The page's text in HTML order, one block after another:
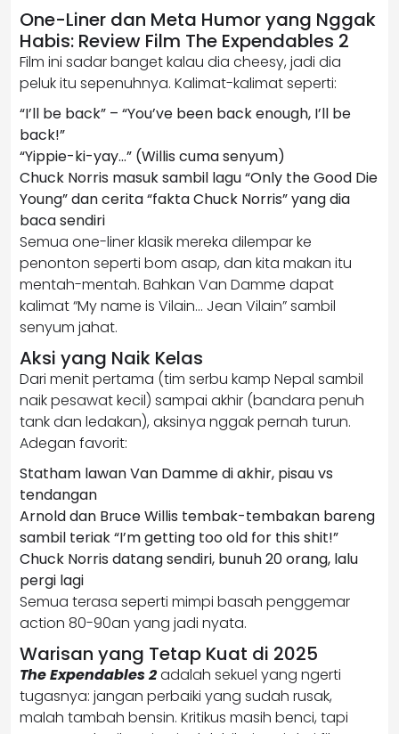
One-Liner dan Meta Humor yang Nggak
Habis: Review Film The Expendables 2
Film ini sadar banget kalau dia cheesy, jadi dia
peluk itu sepenuhnya. Kalimat-kalimat seperti:
“I’ll be back” – “You’ve been back enough, I’ll be
back!”
“Yippie-ki-yay…” (Willis cuma senyum)
Chuck Norris masuk sambil lagu “Only the Good Die
Young” dan cerita “fakta Chuck Norris” yang dia
baca sendiri
Semua one-liner klasik mereka dilempar ke
penonton seperti bom asap, dan kita makan itu
mentah-mentah. Bahkan Van Damme dapat
kalimat “My name is Vilain… Jean Vilain” sambil
senyum jahat.
Aksi yang Naik Kelas
Dari menit pertama (tim serbu kamp Nepal sambil
naik pesawat kecil) sampai akhir (bandara penuh
tank dan ledakan), aksinya nggak pernah turun.
Adegan favorit:
Statham lawan Van Damme di akhir, pisau vs
tendangan
Arnold dan Bruce Willis tembak-tembakan bareng
sambil teriak “I’m getting too old for this shit!”
Chuck Norris datang sendiri, bunuh 20 orang, lalu
pergi lagi
Semua terasa seperti mimpi basah penggemar
action 80-90an yang jadi nyata.
Warisan yang Tetap Kuat di 2025
The Expendables 2adalah sekuel yang ngerti
tugasnya: jangan perbaiki yang sudah rusak,
malah tambah bensin. Kritikus masih benci, tapi